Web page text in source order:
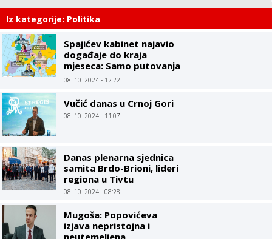
Iz kategorije: Politika
Spajićev kabinet najavio
događaje do kraja
mjeseca: Samo putovanja
ministara, Vlada kao
08. 10. 2024 - 12:22
Vučić danas u Crnoj Gori
08. 10. 2024 - 11:07
Danas plenarna sjednica
samita Brdo-Brioni, lideri
regiona u Tivtu
08. 10. 2024 - 08:28
Mugoša: Popovićeva
izjava nepristojna i